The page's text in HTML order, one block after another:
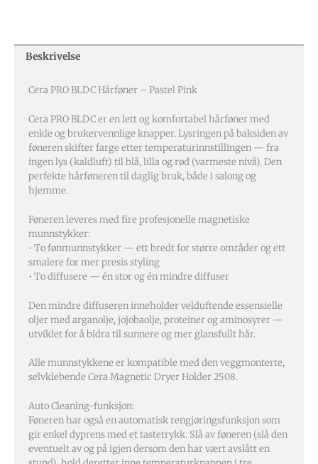
Beskrivelse
Cera PRO BLDC Hårføner – Pastel Pink
Cera PRO BLDC er en lett og komfortabel hårføner med
enkle og brukervennlige knapper. Lysringen på baksiden av
føneren skifter farge etter temperaturinnstillingen — fra
ingen lys (kaldluft) til blå, lilla og rød (varmeste nivå). Den
perfekte hårføneren til daglig bruk, både i salong og
hjemme.
Føneren leveres med fire profesjonelle magnetiske
munnstykker:
• To fønmunnstykker — ett bredt for større områder og ett
smalere for mer presis styling
• To diffusere — én stor og én mindre diffuser
Den mindre diffuseren inneholder velduftende essensielle
oljer med arganolje, jojobaolje, proteiner og aminosyrer —
utviklet for å bidra til sunnere og mer glansfullt hår.
Alle munnstykkene er kompatible med den veggmonterte,
selvklebende Cera Magnetic Dryer Holder 2508.
Auto Cleaning-funksjon:
Føneren har også en automatisk rengjøringsfunksjon som
gir enkel dyprens med et tastetrykk. Slå av føneren (slå den
eventuelt av og på igjen dersom den har vært avslått en